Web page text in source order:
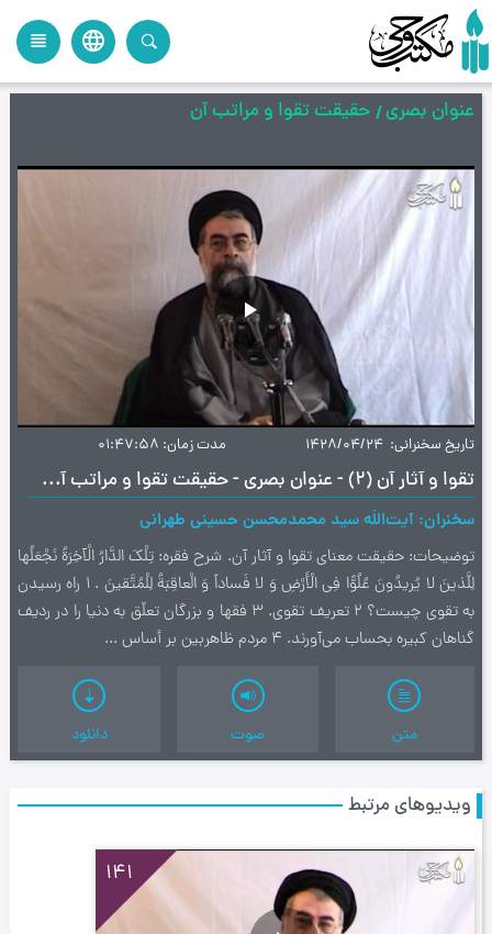
language
view_headline
عنوان بصری حقیقت تقوا و مراتب آن
پخش
ویدیو
تاریخ سخنرانی مدت زمان 01:47:58
تقوا و آثار آن (٢) - عنوان بصری - حقیقت تقوا و مراتب آن - ج142 - آیت‌ الله سید محمد محسن طهرانی
سخنران آیت‌اللَه سید محمدمحسن حسینی طهرانی
توضیحات حقيقت معناي تقوا و آثار آن. شرح فقره: تِلْكَ الدَّارُ الْآخِرَةُ نَجْعَلُها
لِلَّذينَ لا يُريدُونَ عُلُوًّا فِي الْأَرْضِ وَ لا فَساداً وَ الْعاقِبَةُ لِلْمُتَّقينَ . 1 راه رسيدن
به تقوي چيست؟ 2 تعريف تقوي. 3 فقها و بزرگان تعلّق به دنيا را در رديف
گناهان كبيره بحساب مي‌آورند. 4 مردم ظاهربين بر أساس ...
متن صوت دانلود
ویدیوهای مرتبط
141